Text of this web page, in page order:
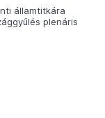
államtitkára
plenáris